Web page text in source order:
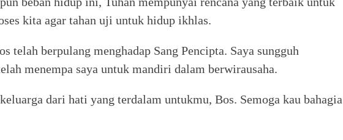
kita agar tahan uji untuk hidup ikhlas.
telah berpulang menghadap Sang Pencipta. Saya sungguh
menempa saya untuk mandiri dalam berwirausaha.
dari hati yang terdalam untukmu, Bos. Semoga kau bahagia